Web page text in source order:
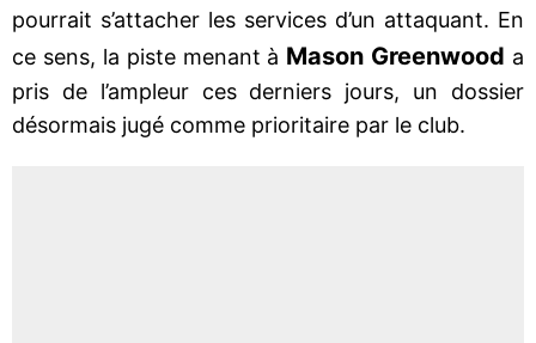
pourrait s’attacher les services d’un attaquant. En
ce sens, la piste menant à Mason Greenwood a
pris de l’ampleur ces derniers jours, un dossier
désormais jugé comme prioritaire par le club.